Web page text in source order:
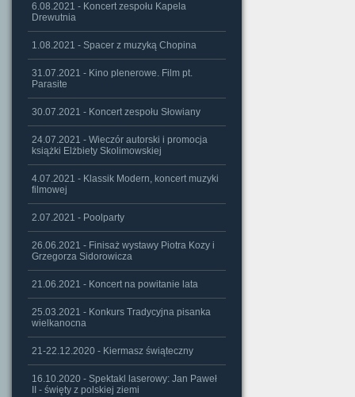
6.08.2021 - Koncert zespołu Kapela
Drewutnia
1.08.2021 - Spacer z muzyką Chopina
31.07.2021 - Kino plenerowe. Film pt.
Parasite
30.07.2021 - Koncert zespołu Słowiany
24.07.2021 - Wieczór autorski i promocja
książki Elżbiety Skolimowskiej
4.07.2021 - Klassik Modern, koncert muzyki
filmowej
2.07.2021 - Poolparty
26.06.2021 - Finisaż wystawy Piotra Kozy i
Grzegorza Sidorowicza
21.06.2021 - Koncert na powitanie lata
25.03.2021 - Konkurs Tradycyjna pisanka
wielkanocna
21-22.12.2020 - Kiermasz świąteczny
16.10.2020 - Spektakl laserowy: Jan Paweł
II - święty z polskiej ziemi